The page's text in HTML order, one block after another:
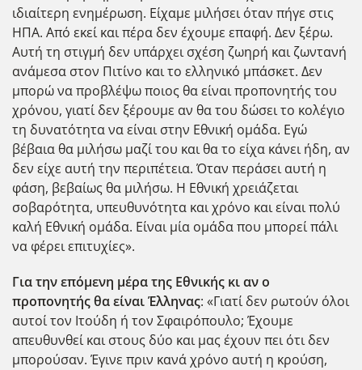
ιδιαίτερη ενημέρωση. Είχαμε μιλήσει όταν πήγε στις
ΗΠΑ. Από εκεί και πέρα δεν έχουμε επαφή. Δεν ξέρω.
Αυτή τη στιγμή δεν υπάρχει σχέση ζωηρή και ζωντανή
ανάμεσα στον Πιτίνο και το ελληνικό μπάσκετ. Δεν
μπορώ να προβλέψω ποιος θα είναι προπονητής του
χρόνου, γιατί δεν ξέρουμε αν θα του δώσει το κολέγιο
τη δυνατότητα να είναι στην Εθνική ομάδα. Εγώ
βέβαια θα μιλήσω μαζί του και θα το είχα κάνει ήδη, αν
δεν είχε αυτή την περιπέτεια. Όταν περάσει αυτή η
φάση, βεβαίως θα μιλήσω. Η Εθνική χρειάζεται
σοβαρότητα, υπευθυνότητα και χρόνο και είναι πολύ
καλή Εθνική ομάδα. Είναι μία ομάδα που μπορεί πάλι
να φέρει επιτυχίες».
Για την επόμενη μέρα της Εθνικής κι αν ο
προπονητής θα είναι Έλληνας: «Γιατί δεν ρωτούν όλοι
αυτοί τον Ιτούδη ή τον Σφαιρόπουλο; Έχουμε
απευθυνθεί και στους δύο και μας έχουν πει ότι δεν
μπορούσαν. Έγινε πριν κανά χρόνο αυτή η κρούση,